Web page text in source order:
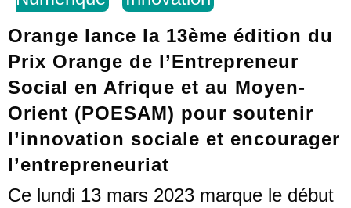
Orange lance la 13ème édition du
Prix Orange de l’Entrepreneur
Social en Afrique et au Moyen-
Orient (POESAM) pour soutenir
l’innovation sociale et encourager
l’entrepreneuriat
Ce lundi 13 mars 2023 marque le début